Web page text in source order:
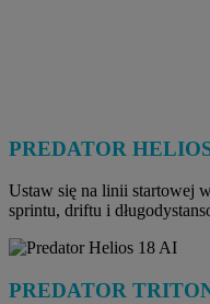
PREDATOR
Ustaw się na linii startowej
sprintu, driftu i
PREDATOR